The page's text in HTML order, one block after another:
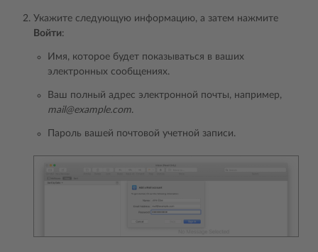
Укажите следующую информацию, а затем нажмите
Войти:
Имя, которое будет показываться в ваших
электронных сообщениях.
Ваш полный адрес электронной почты, например,
mail@example.com.
Пароль вашей почтовой учетной записи.